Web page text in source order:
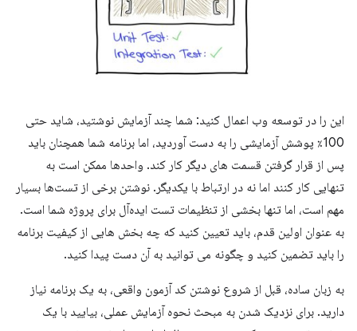
این را در توسعه وب اعمال کنید: شما چند آزمایش نوشتید، شاید حتی
100٪ پوشش آزمایشی را به دست آوردید، اما برنامه شما همچنان باید
پس از قرار گرفتن قسمت های دیگر کار کند. واحدها ممکن است به
تنهایی کار کنند اما نه در ارتباط با یکدیگر. نوشتن برخی از تست‌ها بسیار
مهم است، اما تنها بخشی از تنظیمات تست ایده‌آل برای پروژه شما است.
به عنوان اولین قدم، باید تعیین کنید که چه بخش هایی از کیفیت برنامه
را باید تضمین کنید و چگونه می توانید به آن دست پیدا کنید.
به زبان ساده، قبل از شروع نوشتن کد آزمون واقعی، به یک برنامه نیاز
دارید. برای نزدیک شدن به مبحث نحوه آزمایش عملی، بیایید با یک